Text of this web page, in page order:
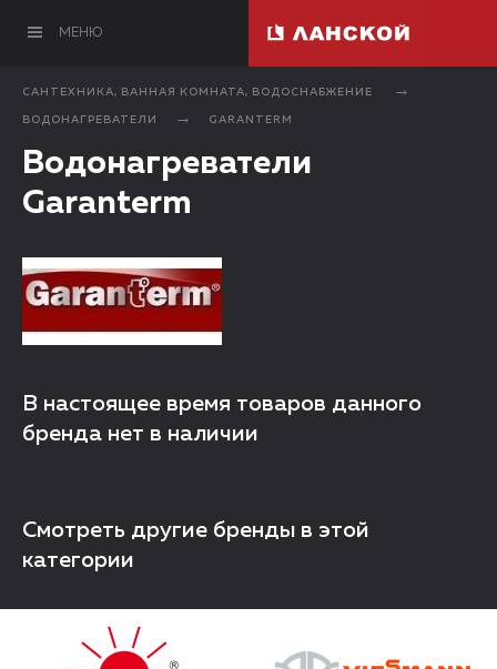
МЕНЮ
САНТЕХНИКА, ВАННАЯ КОМНАТА, ВОДОСНАБЖЕНИЕ
ВОДОНАГРЕВАТЕЛИ GARANTERM
Водонагреватели
Garanterm
В настоящее время товаров данного
бренда нет в наличии
Смотреть другие бренды в этой
категории